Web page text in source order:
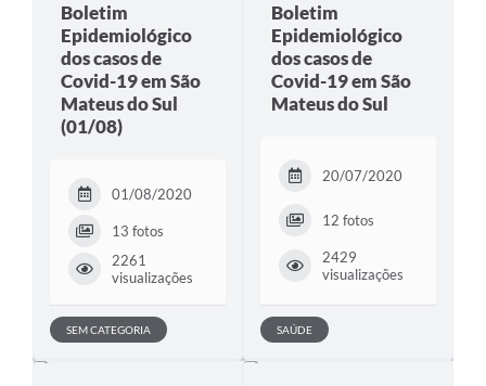
Boletim
Epidemiológico
dos casos de
Covid-19 em São
Mateus do Sul
(01/08)
01/08/2020
13 fotos
2261
visualizações
SEM CATEGORIA
Boletim
Epidemiológico
dos casos de
Covid-19 em São
Mateus do Sul
20/07/2020
12 fotos
2429
visualizações
SAÚDE